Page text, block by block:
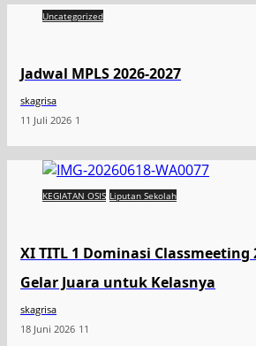
Uncategorized
Jadwal MPLS 2026-2027
skagrisa
11 Juli 2026 1
KEGIATAN OSIS Liputan Sekolah
XI TITL 1 Dominasi Classmeeting
Gelar Juara untuk Kelasnya
skagrisa
18 Juni 2026 11